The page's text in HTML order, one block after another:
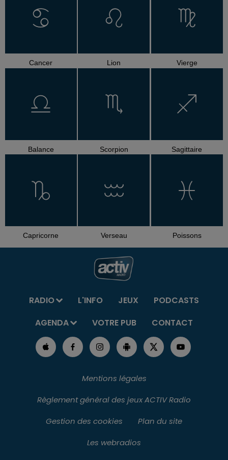
Cancer Lion Vierge
Balance Scorpion Sagittaire
Capricorne Verseau Poissons
RADIO L'INFO JEUX
PODCASTS
AGENDA
VOTRE PUB CONTACT
Mentions légales
Règlement général des jeux ACTIV Radio
Gestion des cookies
Plan du site
Les webradios